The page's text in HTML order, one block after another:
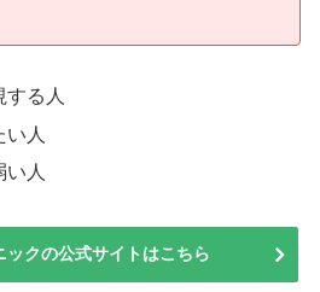
する人
人
人
ックの公式サイトはこちら